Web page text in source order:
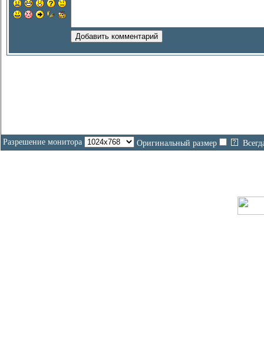
Разрешение монитора Оригинальный размер